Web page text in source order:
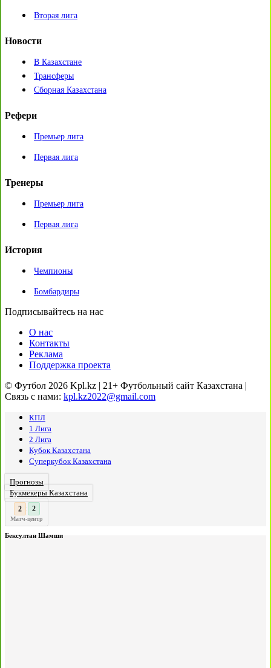
Вторая лига
Новости
В Казахстане
Трансферы
Сборная Казахстана
Рефери
Премьер лига
Первая лига
Тренеры
Премьер лига
Первая лига
История
Чемпионы
Бомбардиры
Подписывайтесь на нас
О нас
Контакты
Реклама
Поддержка проекта
© Футбол 2026 Kpl.kz | 21+ Футбольный сайт Казахстана |
Связь с нами: kpl.kz2022@gmail.com
КПЛ
1 Лига
2 Лига
Кубок Казахстана
Суперкубок Казахстана
Прогнозы
Букмекеры Казахстана
3 : 2
Матч-центр
Бексултан Шамши